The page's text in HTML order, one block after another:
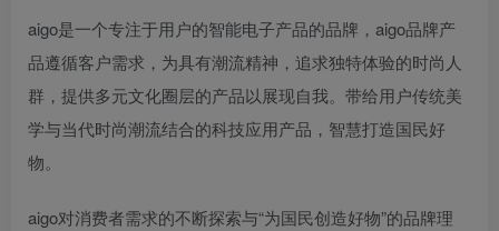
aigo是一个专注于用户的智能电子产品的品牌，aigo品牌产
品遵循客户需求，为具有潮流精神，追求独特体验的时尚人
群，提供多元文化圈层的产品以展现自我。带给用户传统美
学与当代时尚潮流结合的科技应用产品，智慧打造国民好
物。
aigo对消费者需求的不断探索与“为国民创造好物”的品牌理